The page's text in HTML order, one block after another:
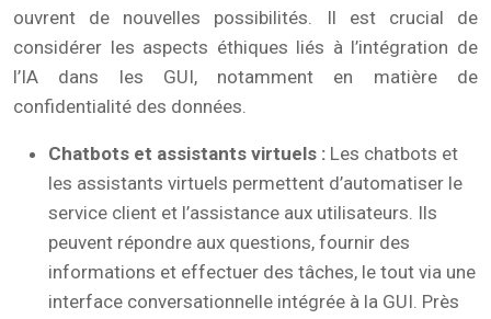
ouvrent de nouvelles possibilités. Il est crucial de
considérer les aspects éthiques liés à l’intégration de
l’IA dans les GUI, notamment en matière de
confidentialité des données.
Chatbots et assistants virtuels : Les chatbots et
les assistants virtuels permettent d’automatiser le
service client et l’assistance aux utilisateurs. Ils
peuvent répondre aux questions, fournir des
informations et effectuer des tâches, le tout via une
interface conversationnelle intégrée à la GUI. Près